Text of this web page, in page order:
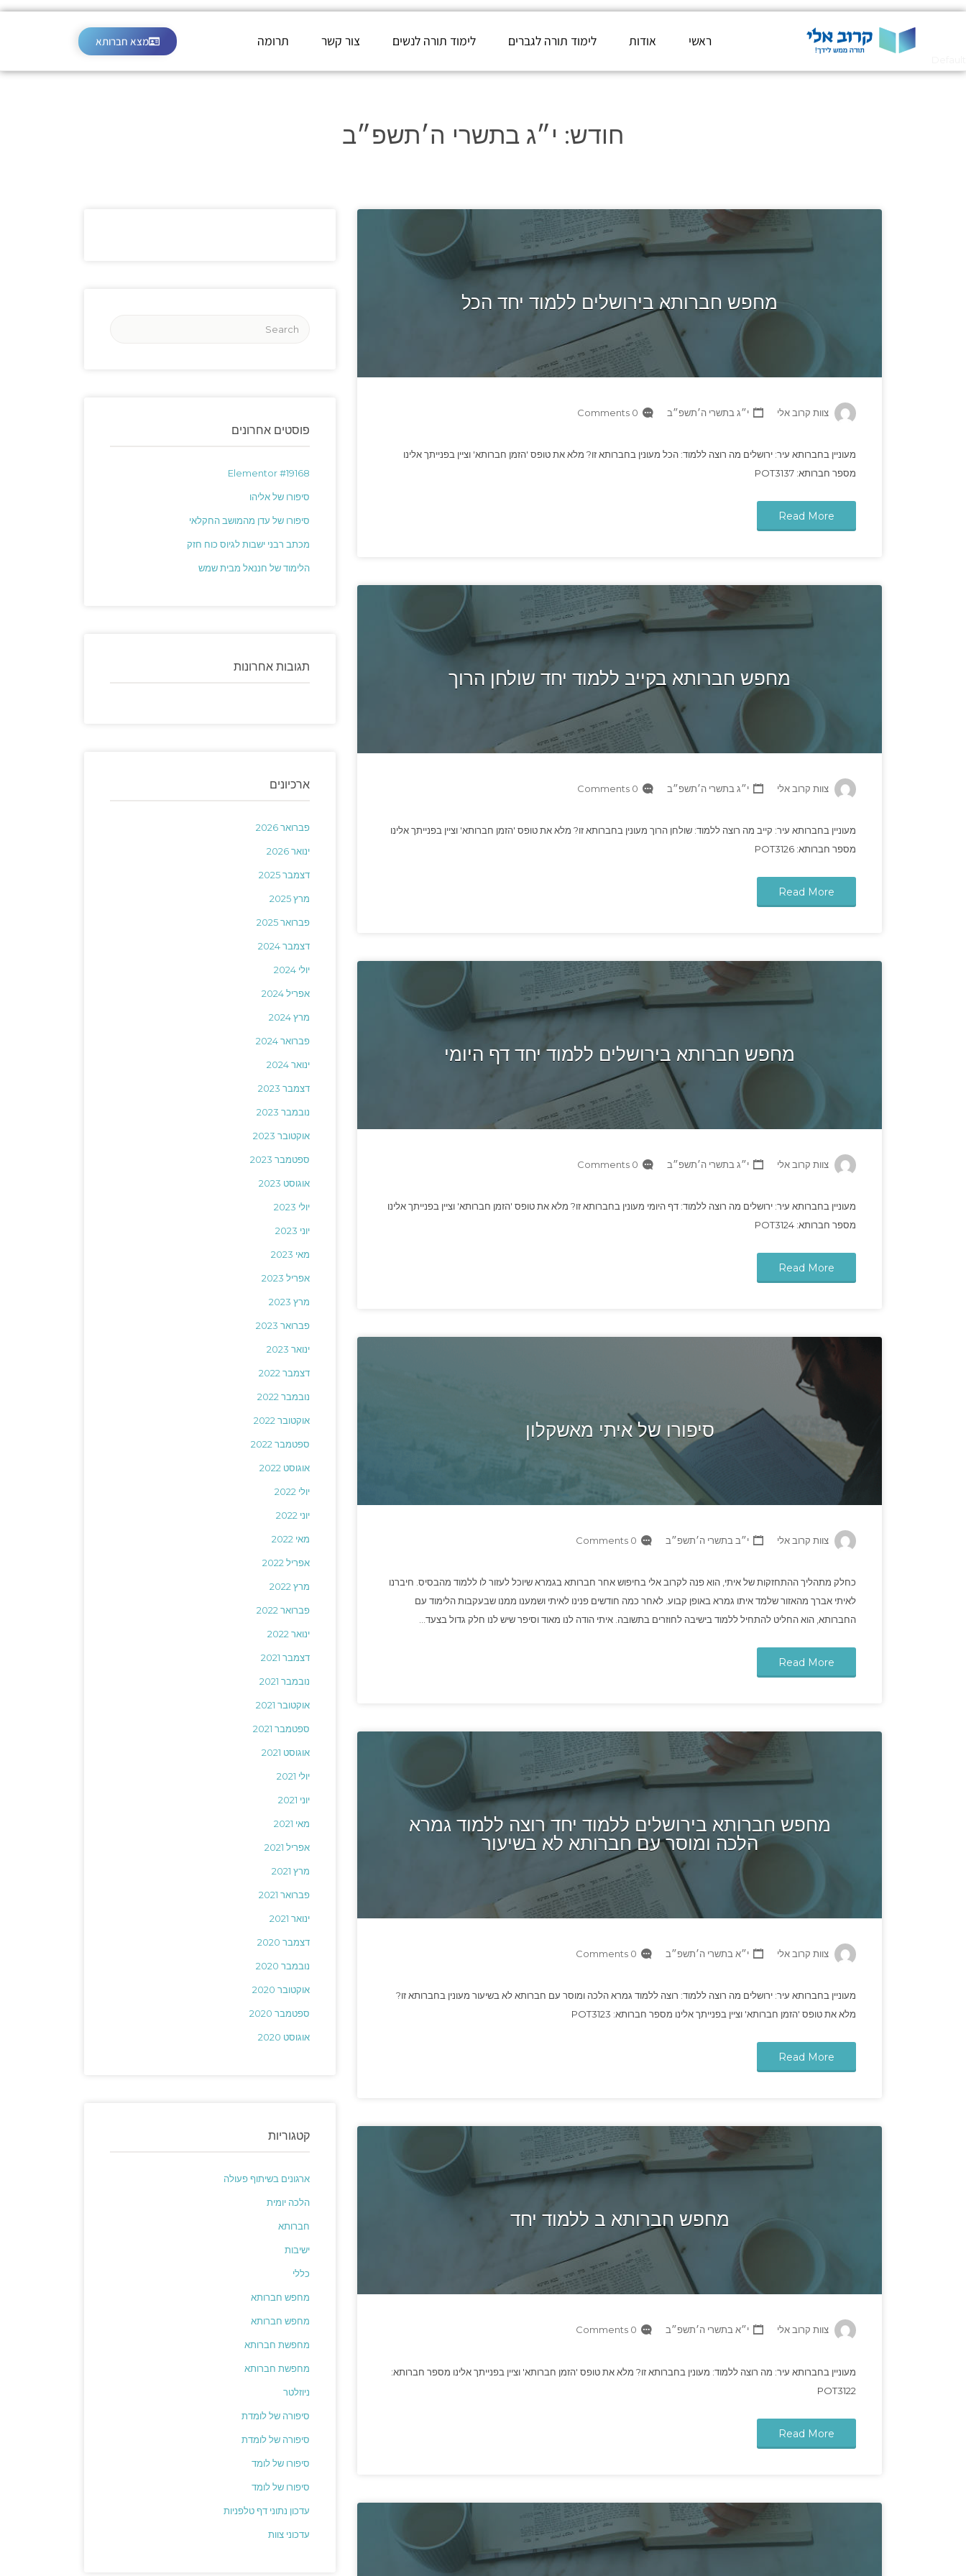
ראשי אודות לימוד תורה לגברים לימוד תורה לנשים צור קשר תרומה מצא חברותא
חודש: י״ג בתשרי ה׳תשפ״ב
מחפש חברותא בירושלים ללמוד יחד הכל
צוות קרוב אלי י״ג בתשרי ה׳תשפ״ב 0 Comments
מעוניין בחברותא עיר: ירושלים מה רוצה ללמוד: הכל מעונין בחברותא זו? מלא את טופס 'הזמן חברותא' וציין בפנייתך אלינו
מספר חברותא: POT3137
Read More
מחפש חברותא בקייב ללמוד יחד שולחן הרוך
צוות קרוב אלי י״ג בתשרי ה׳תשפ״ב 0 Comments
מעוניין בחברותא עיר: קייב מה רוצה ללמוד: שולחן הרוך מעונין בחברותא זו? מלא את טופס 'הזמן חברותא' וציין בפנייתך אלינו
מספר חברותא: POT3126
Read More
מחפש חברותא בירושלים ללמוד יחד דף היומי
צוות קרוב אלי י״ג בתשרי ה׳תשפ״ב 0 Comments
מעוניין בחברותא עיר: ירושלים מה רוצה ללמוד: דף היומי מעונין בחברותא זו? מלא את טופס 'הזמן חברותא' וציין בפנייתך אלינו
מספר חברותא: POT3124
Read More
סיפורו של איתי מאשקלון
צוות קרוב אלי י״ב בתשרי ה׳תשפ״ב 0 Comments
כחלק מתהליך ההתחזקות של איתי, הוא פנה לקרוב אלי בחיפוש אחר חברותא בגמרא שיוכל לעזור לו ללמוד מהבסיס. חיברנו
לאיתי אברך מהאזור שלמד איתו גמרא באופן קבוע. לאחר כמה חודשים פנינו לאיתי ושמענו ממנו שבעקבות הלימוד עם
החברותא, הוא החליט להתחיל ללמוד בישיבה לחוזרים בתשובה. איתי הודה לנו מאוד וסיפר שיש לנו חלק גדול בצעד…
Read More
מחפש חברותא בירושלים ללמוד יחד רוצה ללמוד גמרא
הלכה ומוסר עם חברותא לא בשיעור
צוות קרוב אלי י״א בתשרי ה׳תשפ״ב 0 Comments
מעוניין בחברותא עיר: ירושלים מה רוצה ללמוד: רוצה ללמוד גמרא הלכה ומוסר עם חברותא לא בשיעור מעונין בחברותא זו?
מלא את טופס 'הזמן חברותא' וציין בפנייתך אלינו מספר חברותא: POT3123
Read More
מחפש חברותא ב ללמוד יחד
צוות קרוב אלי י״א בתשרי ה׳תשפ״ב 0 Comments
מעוניין בחברותא עיר: מה רוצה ללמוד: מעונין בחברותא זו? מלא את טופס 'הזמן חברותא' וציין בפנייתך אלינו מספר חברותא:
POT3122
Read More
פוסטים אחרונים
Elementor #19168
סיפורו של אליהו
סיפורו של עדן מהמושב החקלאי
מכתב רבני ישבות לגיוס כוח חזק
הלימוד של חננאל מבית שמש
תגובות אחרונות
ארכיונים
פברואר 2026
ינואר 2026
דצמבר 2025
מרץ 2025
פברואר 2025
דצמבר 2024
יולי 2024
אפריל 2024
מרץ 2024
פברואר 2024
ינואר 2024
דצמבר 2023
נובמבר 2023
אוקטובר 2023
ספטמבר 2023
אוגוסט 2023
יולי 2023
יוני 2023
מאי 2023
אפריל 2023
מרץ 2023
פברואר 2023
ינואר 2023
דצמבר 2022
נובמבר 2022
אוקטובר 2022
ספטמבר 2022
אוגוסט 2022
יולי 2022
יוני 2022
מאי 2022
אפריל 2022
מרץ 2022
פברואר 2022
ינואר 2022
דצמבר 2021
נובמבר 2021
אוקטובר 2021
ספטמבר 2021
אוגוסט 2021
יולי 2021
יוני 2021
מאי 2021
אפריל 2021
מרץ 2021
פברואר 2021
ינואר 2021
דצמבר 2020
נובמבר 2020
אוקטובר 2020
ספטמבר 2020
אוגוסט 2020
קטגוריות
ארגונים בשיתוף פעולה
הלכה יומית
חברותא
ישיבות
כללי
מחפש חברותא
מחפש חברותא
מחפשת חברותא
מחפשת חברותא
ניוזלטר
סיפורה של לומדת
סיפורה של לומדת
סיפורו של לומד
סיפורו של לומד
עדכון נתוני דף טלפניות
עדכוני צוות